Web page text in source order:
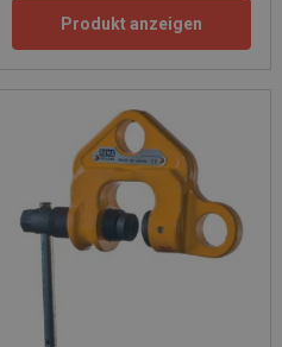
Produkt anzeigen